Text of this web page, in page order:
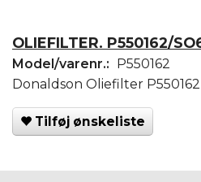
OLIEFILTER. P550162/
Model/varenr.: P550162
Donaldson Oliefilter P550162
Tilføj ønskeliste